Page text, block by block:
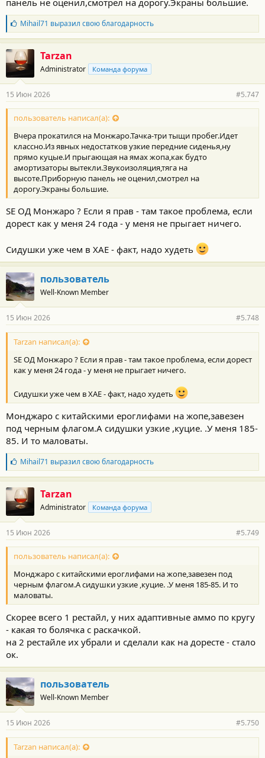
Б
л
а
г
о
д
а
н
о
с
и
:
Mihail71 выразил свою благодарность
Tarzan
Administrator Команда форума
15 Июн 2026 #5.747
пользователь написал(а):
Вчера прокатился на Монжаро.Тачка-три тыщи пробег.Идет
классно.Из явных недостатков узкие передние сиденья,ну
прямо куцые.И прыгающая на ямах жопа,как будто
амортизаторы вытекли.Звукоизоляция,тяга на
высоте.Приборную панель не оценил,смотрел на
дорогу.Экраны большие.
SE ОД Монжаро ? Если я прав - там такое проблема, если
дорест как у меня 24 года - у меня не прыгает ничего.
Сидушки уже чем в ХАЕ - факт, надо худеть
пользователь
Well-Known Member
15 Июн 2026 #5.748
Tarzan написал(а):
SE ОД Монжаро ? Если я прав - там такое проблема, если дорест
как у меня 24 года - у меня не прыгает ничего.
Сидушки уже чем в ХАЕ - факт, надо худеть
Монджаро с китайскими ероглифами на жопе,завезен
под черным флагом.А сидушки узкие ,куцие. .У меня 185-
85. И то маловаты.
Б
л
а
г
о
д
а
н
о
с
и
:
Mihail71 выразил свою благодарность
Tarzan
Administrator Команда форума
15 Июн 2026 #5.749
пользователь написал(а):
Монджаро с китайскими ероглифами на жопе,завезен под
черным флагом.А сидушки узкие ,куцие. .У меня 185-85. И то
маловаты.
Скорее всего 1 рестайл, у них адаптивные аммо по кругу
- какая то болячка с раскачкой.
на 2 рестайле их убрали и сделали как на доресте - стало
ок.
пользователь
Well-Known Member
15 Июн 2026 #5.750
Tarzan написал(а):